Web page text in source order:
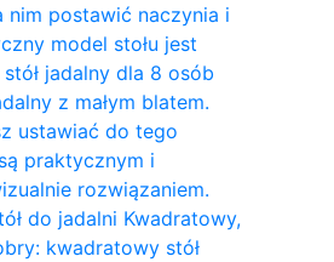
nim postawić naczynia i
model stołu jest
jadalny dla 8 osób
z małym blatem.
ustawiać do tego
praktycznym i
rozwiązaniem.
do ​​jadalni Kwadratowy,
kwadratowy stół